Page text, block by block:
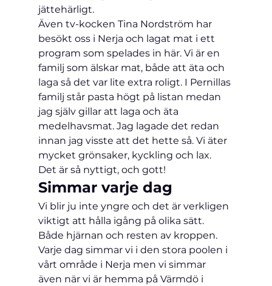
jättehärligt.
Även tv-kocken Tina Nordström har
besökt oss i Nerja och lagat mat i ett
program som spelades in här. Vi är en
familj som älskar mat, både att äta och
laga så det var lite extra roligt. I Pernillas
familj står pasta högt på listan medan
jag själv gillar att laga och äta
medelhavsmat. Jag lagade det redan
innan jag visste att det hette så. Vi äter
mycket grönsaker, kyckling och lax.
Det är så nyttigt, och gott!
Simmar varje dag
Vi blir ju inte yngre och det är verkligen
viktigt att hålla igång på olika sätt.
Både hjärnan och resten av kroppen.
Varje dag simmar vi i den stora poolen i
vårt område i Nerja men vi simmar
även när vi är hemma på Värmdö i